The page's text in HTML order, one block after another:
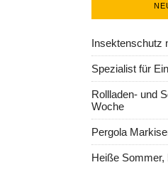
Insektenschutz
Spezialist für
Rollladen- und
Woche
Pergola
Heiße Sommer,